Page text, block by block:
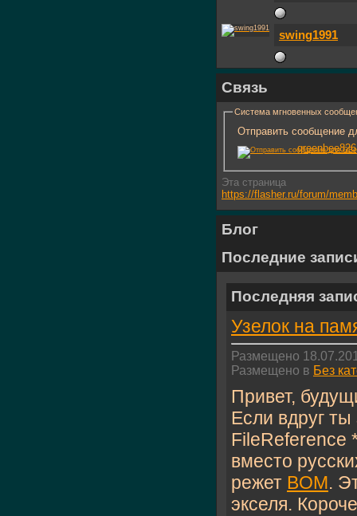
swing1991
Связь
Система мгновенных
Отправить сообщение
greenbee826
Эта страница
https://flasher.ru/forum/
Блог
Последние
Последняя
Узелок на
Размещено
Размещено в Без
Привет,
Если вдруг
FileReference
вместо
режет BOM.
экселя.